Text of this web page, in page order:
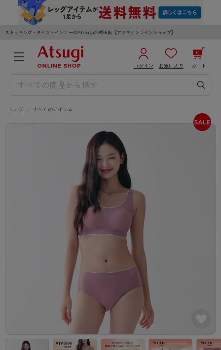
ストッキング・タイツ・インナーのAtsugi公式通販［アツギオンラインショップ］
ログイン お気に入り カート
0
3,980円以上のご購入で送料無料
MEN
カテゴリから探す
ストッキング
- 無地ストッキング
- 柄ストッキング
- ショート丈ストッキング
- 着圧ストッキング
インナーウェア
- ノンワイヤーブラ
- ワイヤーブラ
- ブラトップ
ライフスタイルウェア
ルームウェア・パジャマ
ソックス・靴下
クルー・レギュラー丈ソックス
スニーカー丈・くるぶし丈ソックス
ハイソックス
インナーウエア
メンズパンツ
トランクス
Tバック・ビキニ
ライフスタイルウェア
ルームウェア・パジャマ
ソックス・靴下
クルー・レギュラー丈ソックス
スニーカー丈・くるぶし丈ソックス
ハイソックス
インナーウエア
ノンワイヤーブラ
ワイヤーブラ
スポーツブラ
ブランドから探す
アスティーグ
クリアビューティアクティブ
スゴスト
商品選びのお手伝い
お悩み別ガードル
ブラジャー特集
私に似合う、ストッキング選び
ご利用ガイド
トップ すべてのアイテム